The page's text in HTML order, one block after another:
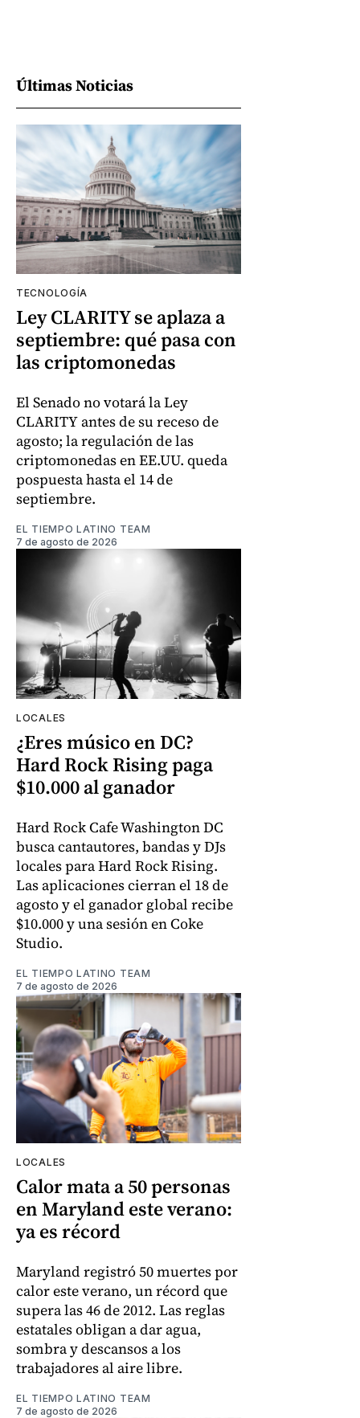
Últimas Noticias
TECNOLOGÍA
Ley CLARITY se aplaza a
septiembre: qué pasa con
las criptomonedas
El Senado no votará la Ley
CLARITY antes de su receso de
agosto; la regulación de las
criptomonedas en EE.UU. queda
pospuesta hasta el 14 de
septiembre.
EL TIEMPO LATINO TEAM
7 de agosto de 2026
LOCALES
¿Eres músico en DC?
Hard Rock Rising paga
$10.000 al ganador
Hard Rock Cafe Washington DC
busca cantautores, bandas y DJs
locales para Hard Rock Rising.
Las aplicaciones cierran el 18 de
agosto y el ganador global recibe
$10.000 y una sesión en Coke
Studio.
EL TIEMPO LATINO TEAM
7 de agosto de 2026
LOCALES
Calor mata a 50 personas
en Maryland este verano:
ya es récord
Maryland registró 50 muertes por
calor este verano, un récord que
supera las 46 de 2012. Las reglas
estatales obligan a dar agua,
sombra y descansos a los
trabajadores al aire libre.
EL TIEMPO LATINO TEAM
7 de agosto de 2026